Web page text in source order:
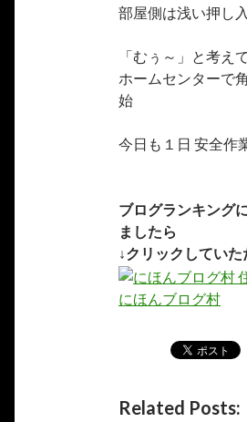
部屋側は浅い押し
「むぅ～」と考え
ホームセンターで
始
今日も１日 安全作
ブログランキング
ましたら
↓クリックしていた
にほんブログ村
Related Posts: